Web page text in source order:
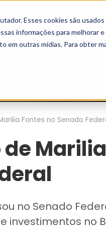
Esses cookies são
informações para melhorar
outras mídias. Para obter
Nord Analistas
Fontes no Senado
no Senado
investimentos no